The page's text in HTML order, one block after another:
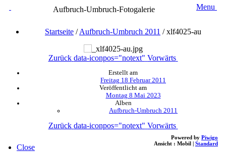
Aufbruch-Umbruch-Fotogalerie Menu
Startseite /Aufbruch-Umbruch 2011 /xlf4025-au
Zurück data-iconpos="notext" Vorwärts
Erstellt am
Freitag 18 Februar 2011
Veröffentlicht am
Montag 8 Mai 2023
Alben
Aufbruch-Umbruch 2011
Zurück data-iconpos="notext" Vorwärts
Powered by Piwigo
Ansicht : Mobil | Standard
Close